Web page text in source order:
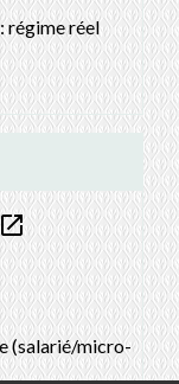
régime réel
open_in_new
(salarié/micro-